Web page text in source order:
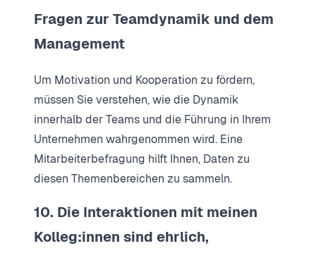
Fragen zur Teamdynamik und dem
Management
Um Motivation und Kooperation zu fördern,
müssen Sie verstehen, wie die Dynamik
innerhalb der Teams und die Führung in Ihrem
Unternehmen wahrgenommen wird. Eine
Mitarbeiterbefragung hilft Ihnen, Daten zu
diesen Themenbereichen zu sammeln.
10. Die Interaktionen mit meinen
Kolleg:innen sind ehrlich,